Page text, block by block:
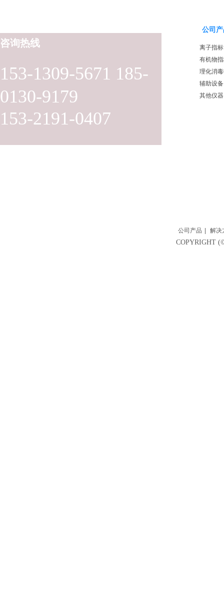
153-1309-5671 185-
0130-9179
153-2191-0407
咨询热线
公司
离子指标
有机物
理化消
辅助设备
其他仪器
公司产品 解决
COPYRIGHT